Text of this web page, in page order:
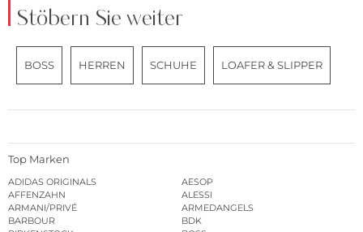
Stöbern Sie weiter
BOSS HERREN SCHUHE LOAFER & SLIPPER
Top Marken
ADIDAS ORIGINALS
AESOP
AFFENZAHN
ALESSI
ARMANI/PRIVÉ
ARMEDANGELS
BARBOUR
BDK